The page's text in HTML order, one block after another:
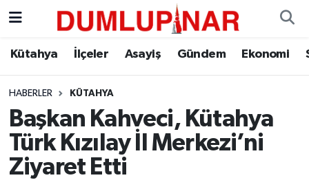
Kütahya İlçeler Asayiş Gündem Ekonomi
HABERLER KÜTAHYA
Başkan Kahveci, Kütahya
Türk Kızılay İl Merkezi’ni
Ziyaret Etti
Asayiş
Diğer
Dünya
Kütahya Hava Durumu
Kütahya Trafik Yoğunluk Haritası
Süper Lig Puan Durumu ve Fikstür
Tüm Manşetler